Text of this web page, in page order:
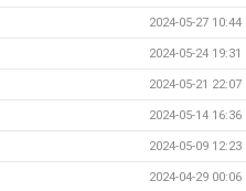
2024-05-27 10:44
2024-05-24 19:31
2024-05-21 22:07
2024-05-14 16:36
2024-05-09 12:23
2024-04-29 00:06